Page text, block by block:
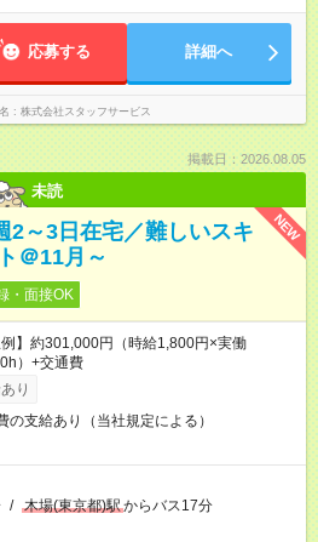
応募する 詳細へ
株式会社スタッフサービス
掲載日：2026.08.05
未読
NEW
2～3日在宅／難しいスキ
＠11月～
・面接OK
】約301,000円（時給1,800円×実働
）+交通費
り
の支給あり（当社規定による）
/ 木場(東京都)駅からバス17分